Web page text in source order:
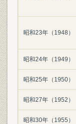
昭和23年（1948）
昭和24年（1949）
昭和25年（1950）
昭和27年（1952）
昭和30年（1955）